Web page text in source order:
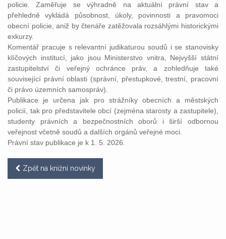
policie. Zaměřuje se výhradně na aktuální právní stav a
přehledně vykládá působnost, úkoly, povinnosti a pravomoci
obecní policie, aniž by čtenáře zatěžovala rozsáhlými historickými
exkurzy.
Komentář pracuje s relevantní judikaturou soudů i se stanovisky
klíčových institucí, jako jsou Ministerstvo vnitra, Nejvyšší státní
zastupitelství či veřejný ochránce práv, a zohledňuje také
související právní oblasti (správní, přestupkové, trestní, pracovní
či právo územních samospráv).
Publikace je určena jak pro strážníky obecních a městských
policií, tak pro představitele obcí (zejména starosty a zastupitele),
studenty právních a bezpečnostních oborů i širší odbornou
veřejnost včetně soudů a dalších orgánů veřejné moci.
Právní stav publikace je k 1. 5. 2026.
Zpět na knižní novinky